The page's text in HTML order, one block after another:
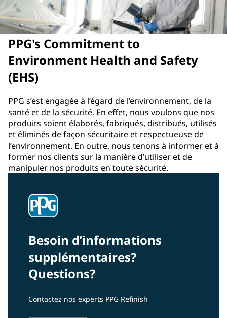
PPG's Commitment to
Environment Health and Safety
(EHS)
PPG s’est engagée à l’égard de l’environnement, de la
santé et de la sécurité. En effet, nous voulons que nos
produits soient élaborés, fabriqués, distribués, utilisés
et éliminés de façon sécuritaire et respectueuse de
l’environnement. En outre, nous tenons à informer et à
former nos clients sur la manière d’utiliser et de
manipuler nos produits en toute sécurité.
Besoin d’informations
supplémentaires?
Questions?
Contactez nos experts PPG Refinish